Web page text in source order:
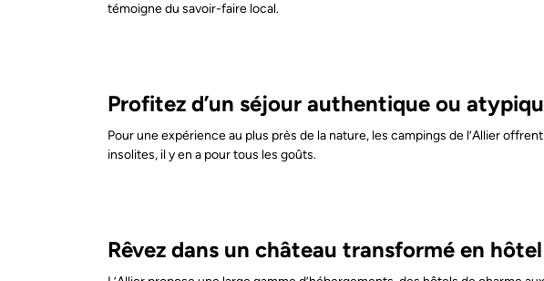
témoigne du savoir-faire local.
Profitez d’un séjour authentique ou
Pour une expérience au plus près de la nature, les campings de l’Allier
insolites, il y en a pour tous les goûts.
Rêvez dans un château transformé en